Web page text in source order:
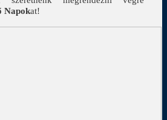
Napokat!